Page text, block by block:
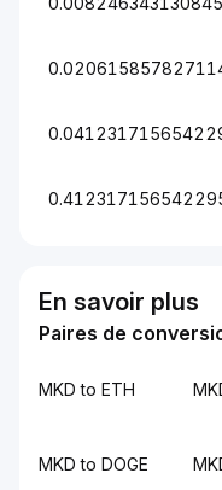
En savoir plus
Paires de
MKD to ETH
MKD to DOGE